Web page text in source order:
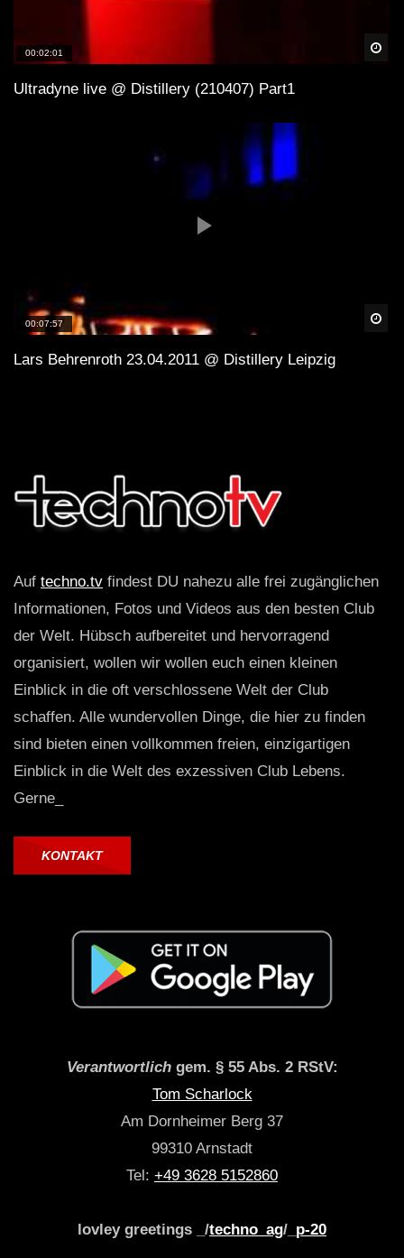
00:02:01
Ultradyne live @ Distillery (210407) Part1
00:07:57
Lars Behrenroth 23.04.2011 @ Distillery Leipzig
Auf techno.tv findest DU nahezu alle frei zugänglichen
Informationen, Fotos und Videos aus den besten Club
der Welt. Hübsch aufbereitet und hervorragend
organisiert, wollen wir wollen euch einen kleinen
Einblick in die oft verschlossene Welt der Club
schaffen. Alle wundervollen Dinge, die hier zu finden
sind bieten einen vollkommen freien, einzigartigen
Einblick in die Welt des exzessiven Club Lebens.
Gerne_
KONTAKT
Verantwortlichgem. § 55 Abs. 2 RStV:
Tom Scharlock
Am Dornheimer Berg 37
99310 Arnstadt
Tel: +49 3628 5152860
lovley greetings _/techno_ag/_ p-20